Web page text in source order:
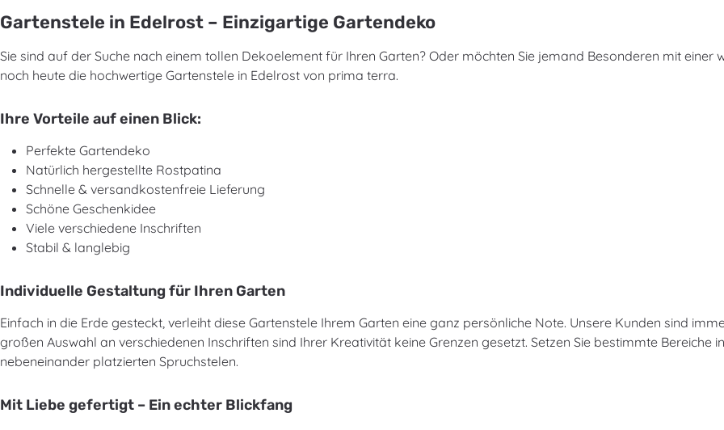
Gartenstele in Edelrost – Einzigartige Gartendeko
Sie sind auf der Suche nach einem tollen Dekoelement für Ihren Garten? Oder möchten Sie jemand Besonderen mit
noch heute die hochwertige Gartenstele in Edelrost von prima terra.
Ihre Vorteile auf einen Blick:
Perfekte Gartendeko
Natürlich hergestellte Rostpatina
Schnelle & versandkostenfreie Lieferung
Schöne Geschenkidee
Viele verschiedene Inschriften
Stabil & langlebig
Individuelle Gestaltung für Ihren Garten
Einfach in die Erde gesteckt, verleiht diese Gartenstele Ihrem Garten eine ganz persönliche Note. Unsere Kunden sind
großen Auswahl an verschiedenen Inschriften sind Ihrer Kreativität keine Grenzen gesetzt. Setzen Sie bestimmte Bereiche
nebeneinander platzierten Spruchstelen.
Mit Liebe gefertigt – Ein echter Blickfang